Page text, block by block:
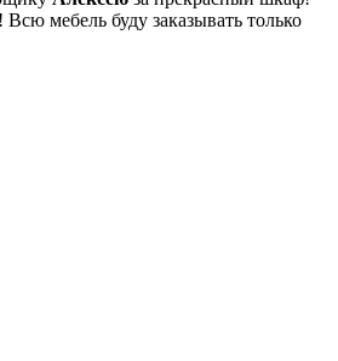
Всю мебель буду заказывать только